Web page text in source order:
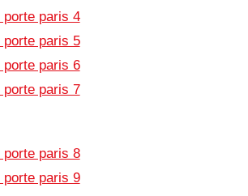
paris 4
paris 5
paris 6
paris 7
paris 8
paris 9